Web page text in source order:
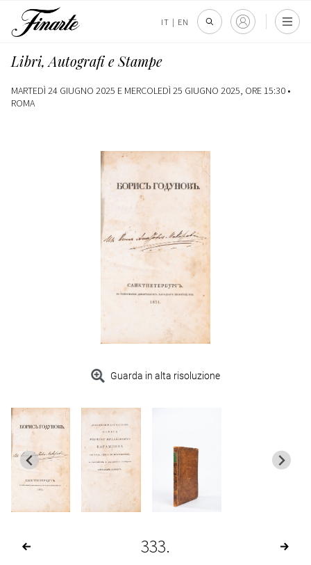
IT | EN
Libri, Autografi e Stampe
MARTEDÌ 24 GIUGNO 2025 E MERCOLEDÌ 25 GIUGNO 2025, ORE 15:30 •
ROMA
Guarda in alta risoluzione
333